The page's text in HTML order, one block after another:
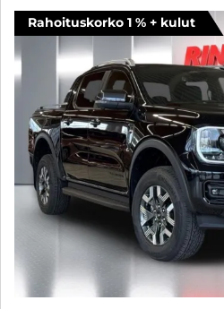
Rahoituskorko 1 % + kulut